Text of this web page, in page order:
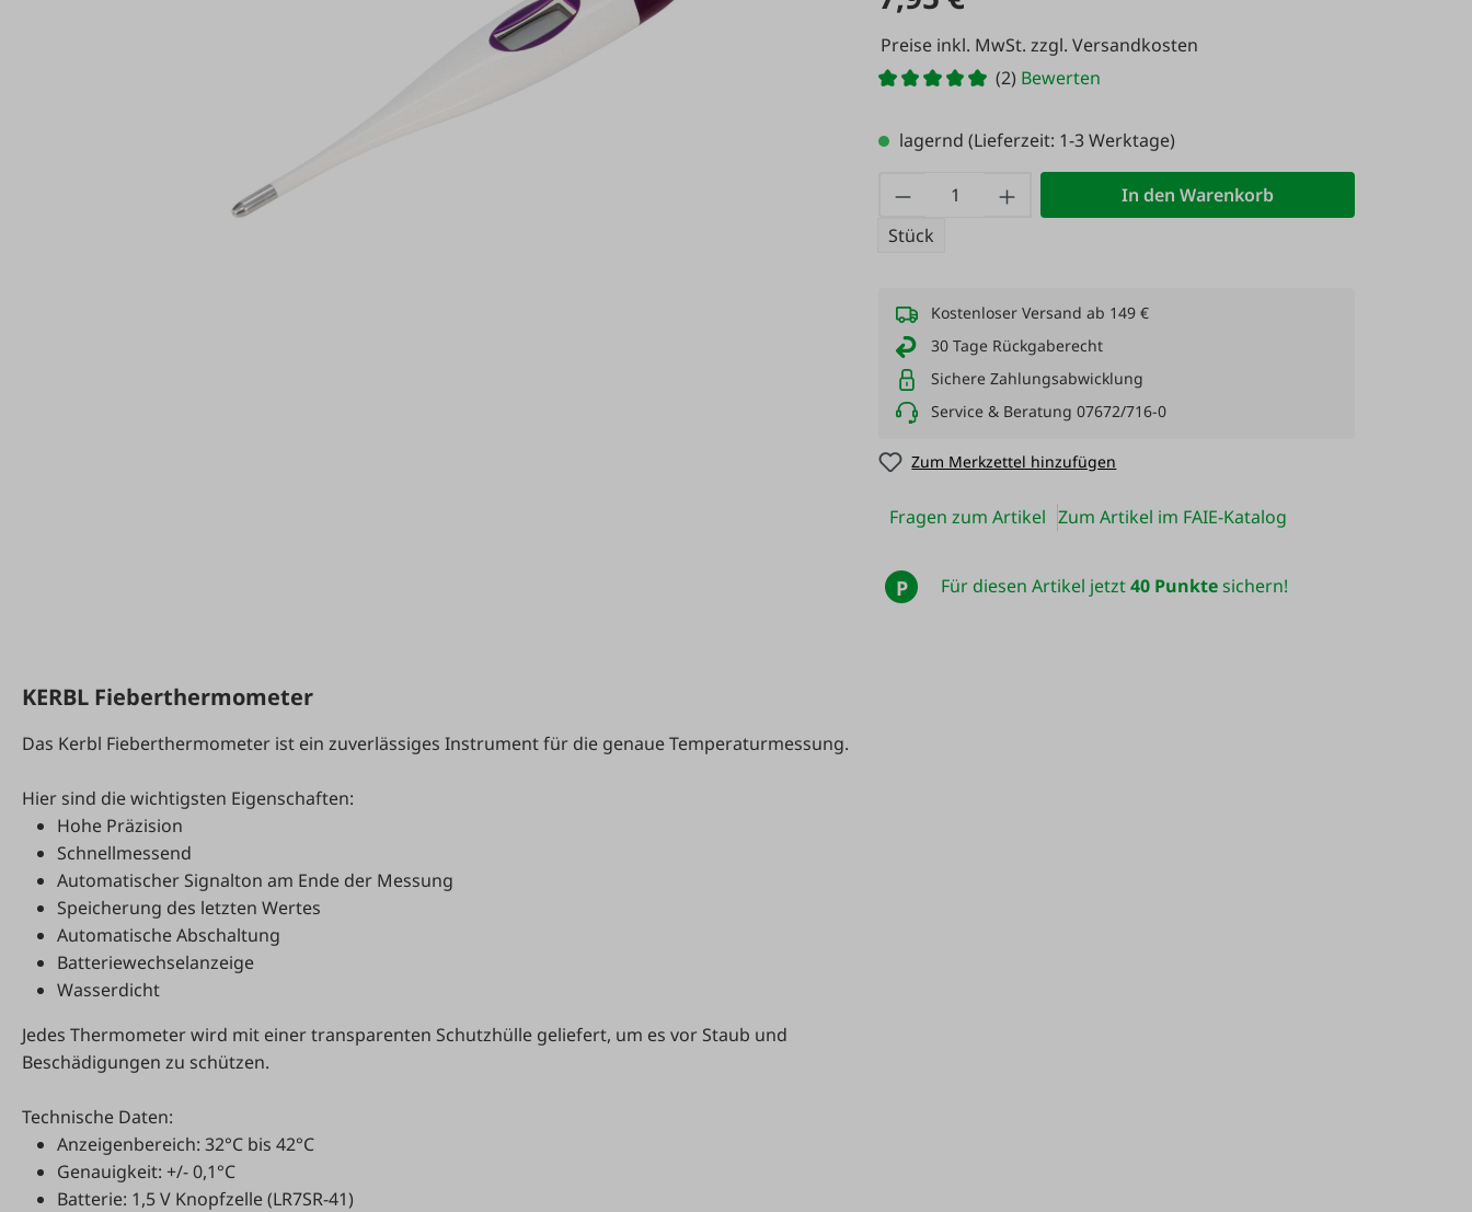
Preise inkl. MwSt. zzgl. Versandkosten
(2) Bewerten
lagernd (Lieferzeit: 1-3 Werktage)
Produkt Anzahl: Gib den gewünschten Wert
Stück
In den Warenkorb
Kostenloser Versand ab 149 €
30 Tage Rückgaberecht
Sichere Zahlungsabwicklung
Service & Beratung 07672/716-0
Zum Merkzettel hinzufügen
Fragen zum Artikel Zum Artikel im FAIE-Katalog
P Für diesen Artikel jetzt40 Punktesichern!
KERBL Fieberthermometer
Das Kerbl Fieberthermometer ist ein zuverlässiges Instrument für die genaue Temperaturmessung.
Hier sind die wichtigsten Eigenschaften:
Hohe Präzision
Schnellmessend
Automatischer Signalton am Ende der Messung
Speicherung des letzten Wertes
Automatische Abschaltung
Batteriewechselanzeige
Wasserdicht
Jedes Thermometer wird mit einer transparenten Schutzhülle geliefert, um es vor Staub und
Beschädigungen zu schützen.
Technische Daten:
Anzeigenbereich: 32°C bis 42°C
Genauigkeit: +/- 0,1°C
Batterie: 1,5 V Knopfzelle (LR7SR-41)